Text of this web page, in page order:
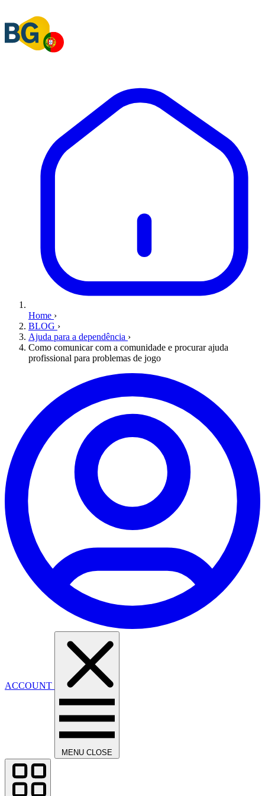
Home ›
BLOG ›
Ajuda para a dependência ›
Como comunicar com a comunidade e procurar ajuda
profissional para problemas de jogo
ACCOUNT
MENU CLOSE